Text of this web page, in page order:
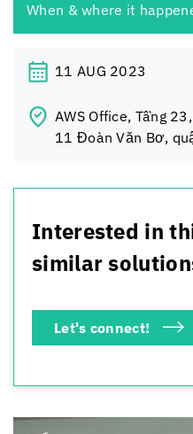
When & where it
11 AUG 2023
AWS Office, Tầng
11 Đoàn Văn Bơ,
Interested in
similar
Let's connect!